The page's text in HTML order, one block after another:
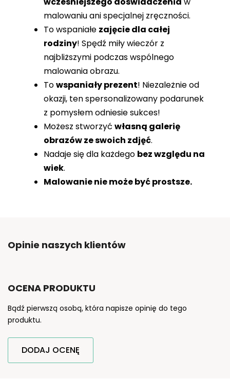
malowaniu ani specjalnej zręczności.
To wspaniałe zajęcie dla całej
rodziny! Spędź miły wieczór z
najbliższymi podczas wspólnego
malowania obrazu.
Towspaniały prezent! Niezależnie od
okazji, ten spersonalizowany podarunek
z pomysłem odniesie sukces!
Możesz stworzyć własną galerię
obrazów ze swoich zdjęć.
Nadaje się dla każdego bez względu na
wiek.
Malowanie nie może być prostsze.
Opinie naszych klientów
OCENA PRODUKTU
Bądź pierwszą osobą, która napisze opinię do tego
produktu.
DODAJ OCENĘ